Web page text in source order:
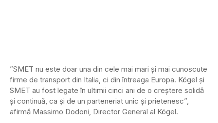
”SMET nu este doar una din cele mai mari și mai cunoscute
firme de transport din Italia, ci din întreaga Europa. Kögel și
SMET au fost legate în ultimii cinci ani de o creștere solidă
și continuă, ca și de un parteneriat unic și prietenesc”,
afirmă Massimo Dodoni, Director General al Kögel.